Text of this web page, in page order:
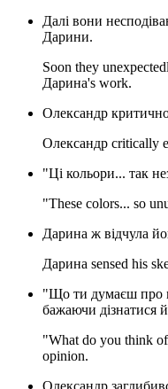
Далі вони
Дарини.
Soon they
Дарина's work.
Олександр
Олександр critically
"Ці кольори... так
"These colors... so
Дарина ж відчула
Дарина sensed his
"Що ти думаєш про
бажаючи дізнатися
"What do you think
opinion.